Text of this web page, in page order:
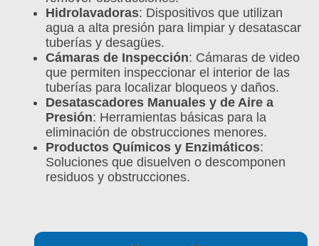
Hidrolavadoras: Dispositivos que utilizan
agua a alta presión para limpiar y desatascar
tuberías y desagües.
Cámaras de Inspección: Cámaras de video
que permiten inspeccionar el interior de las
tuberías para localizar bloqueos y daños.
Desatascadores Manuales y de Aire a
Presión: Herramientas básicas para la
eliminación de obstrucciones menores.
Productos Químicos y Enzimáticos:
Soluciones que disuelven o descomponen
residuos y obstrucciones.